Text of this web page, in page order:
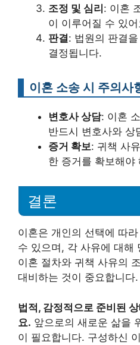
조정 및 심리: 이혼
이 이루어질 수 있어
판결: 법원의 판결
결정됩니다.
이혼 소송 시 주의사
변호사 상담: 이혼
반드시 변호사와 상
증거 확보: 귀책 사
한 증거를 확보해야
결론
이혼은 개인의 선택에 따
수 있으며, 각 사유에 대해
이혼 절차와 귀책 사유의
대비하는 것이 중요합니다.
법적, 감정적으로 준비된
요. 앞으로의 새로운 삶을
이 필요합니다. 구성하신